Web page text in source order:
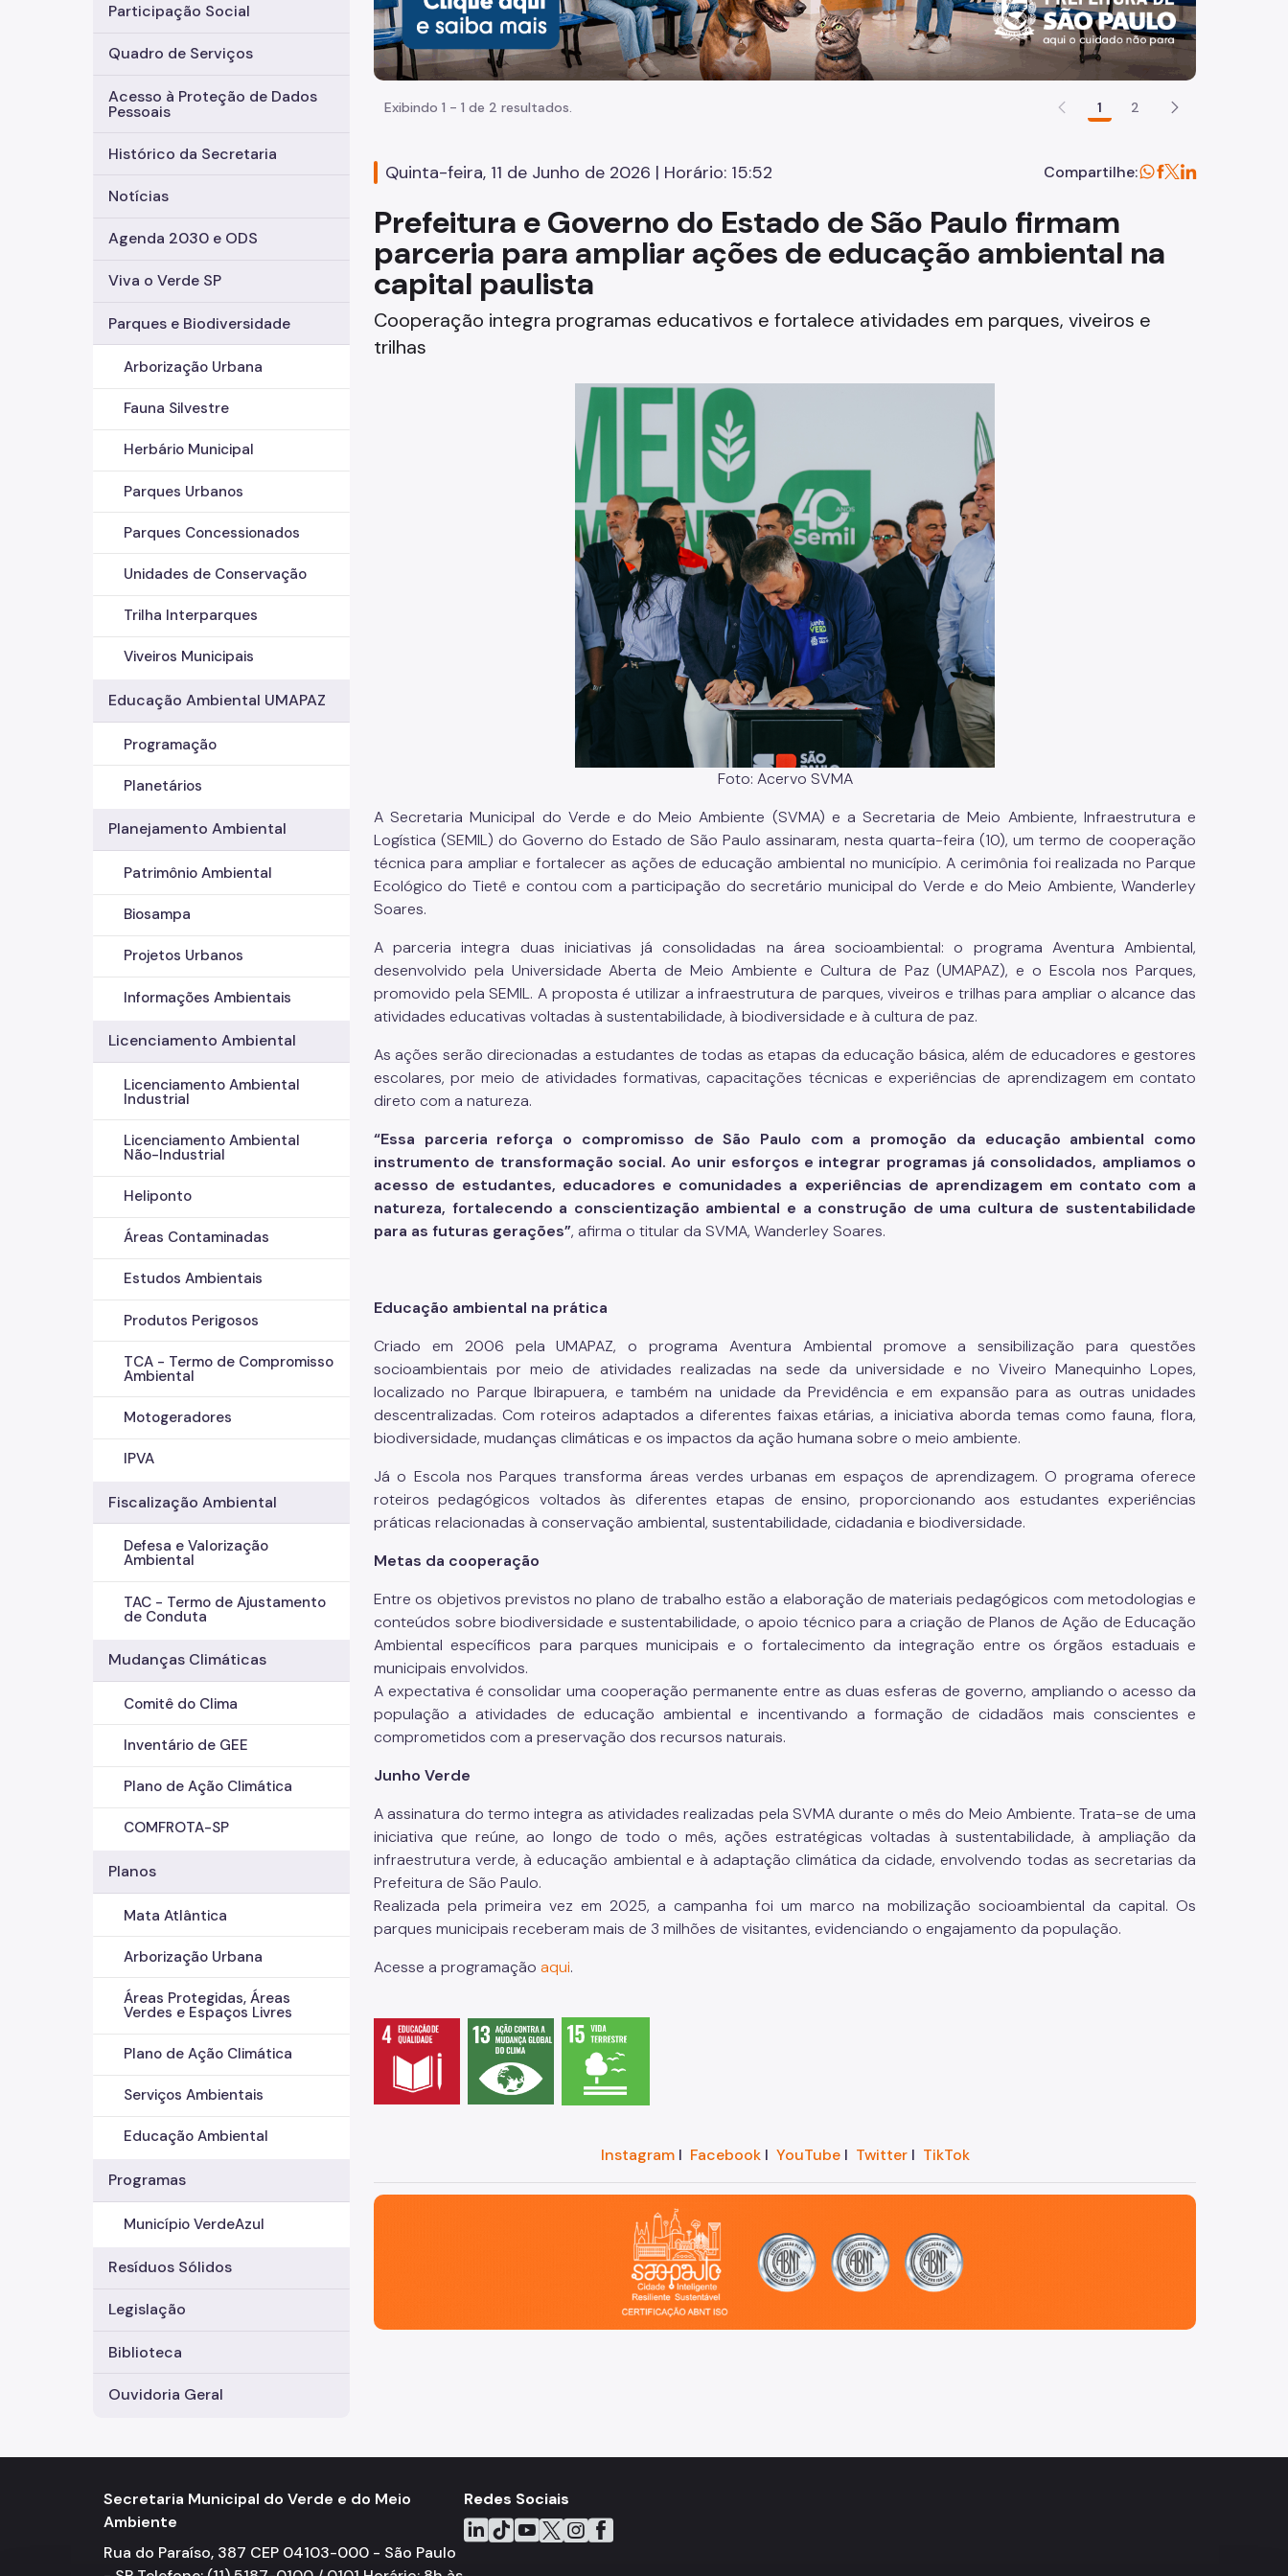
Participação Social
Quadro de Serviços
Acesso à Proteção de Dados
Pessoais
Histórico da Secretaria
Notícias
Agenda 2030 e ODS
Viva o Verde SP
Parques e Biodiversidade
Arborização Urbana
Fauna Silvestre
Herbário Municipal
Parques Urbanos
Parques Concessionados
Unidades de Conservação
Trilha Interparques
Viveiros Municipais
Educação Ambiental UMAPAZ
Programação
Planetários
Planejamento Ambiental
Patrimônio Ambiental
Biosampa
Projetos Urbanos
Informações Ambientais
Licenciamento Ambiental
Licenciamento Ambiental
Industrial
Licenciamento Ambiental
Não-Industrial
Heliponto
Áreas Contaminadas
Estudos Ambientais
Produtos Perigosos
TCA - Termo de Compromisso
Ambiental
Motogeradores
IPVA
Fiscalização Ambiental
Defesa e Valorização
Ambiental
TAC - Termo de Ajustamento
de Conduta
Mudanças Climáticas
Comitê do Clima
Inventário de GEE
Plano de Ação Climática
COMFROTA-SP
Planos
Mata Atlântica
Arborização Urbana
Áreas Protegidas, Áreas
Verdes e Espaços Livres
Plano de Ação Climática
Serviços Ambientais
Educação Ambiental
Programas
Município VerdeAzul
Resíduos Sólidos
Legislação
Biblioteca
Ouvidoria Geral
Exibindo 1 - 1 de 2 resultados. 1 2
Quinta-feira, 11 de Junho de 2026 | Horário: 15:52 Compartilhe:
Prefeitura e Governo do Estado de São Paulo firmam
parceria para ampliar ações de educação ambiental na
capital paulista
Cooperação integra programas educativos e fortalece atividades em parques, viveiros e
trilhas
Foto: Acervo SVMA
A Secretaria Municipal do Verde e do Meio Ambiente (SVMA) e a Secretaria de Meio Ambiente, Infraestrutura e
Logística (SEMIL) do Governo do Estado de São Paulo assinaram, nesta quarta-feira (10), um termo de cooperação
técnica para ampliar e fortalecer as ações de educação ambiental no município. A cerimônia foi realizada no Parque
Ecológico do Tietê e contou com a participação do secretário municipal do Verde e do Meio Ambiente, Wanderley
Soares.
A parceria integra duas iniciativas já consolidadas na área socioambiental: o programa Aventura Ambiental,
desenvolvido pela Universidade Aberta de Meio Ambiente e Cultura de Paz (UMAPAZ), e o Escola nos Parques,
promovido pela SEMIL. A proposta é utilizar a infraestrutura de parques, viveiros e trilhas para ampliar o alcance das
atividades educativas voltadas à sustentabilidade, à biodiversidade e à cultura de paz.
As ações serão direcionadas a estudantes de todas as etapas da educação básica, além de educadores e gestores
escolares, por meio de atividades formativas, capacitações técnicas e experiências de aprendizagem em contato
direto com a natureza.
“Essa parceria reforça o compromisso de São Paulo com a promoção da educação ambiental como
instrumento de transformação social. Ao unir esforços e integrar programas já consolidados, ampliamos o
acesso de estudantes, educadores e comunidades a experiências de aprendizagem em contato com a
natureza, fortalecendo a conscientização ambiental e a construção de uma cultura de sustentabilidade
para as futuras gerações”, afirma o titular da SVMA, Wanderley Soares.
Educação ambiental na prática
Criado em 2006 pela UMAPAZ, o programa Aventura Ambiental promove a sensibilização para questões
socioambientais por meio de atividades realizadas na sede da universidade e no Viveiro Manequinho Lopes,
localizado no Parque Ibirapuera, e também na unidade da Previdência e em expansão para as outras unidades
descentralizadas. Com roteiros adaptados a diferentes faixas etárias, a iniciativa aborda temas como fauna, flora,
biodiversidade, mudanças climáticas e os impactos da ação humana sobre o meio ambiente.
Já o Escola nos Parques transforma áreas verdes urbanas em espaços de aprendizagem. O programa oferece
roteiros pedagógicos voltados às diferentes etapas de ensino, proporcionando aos estudantes experiências
práticas relacionadas à conservação ambiental, sustentabilidade, cidadania e biodiversidade.
Metas da cooperação
Entre os objetivos previstos no plano de trabalho estão a elaboração de materiais pedagógicos com metodologias e
conteúdos sobre biodiversidade e sustentabilidade, o apoio técnico para a criação de Planos de Ação de Educação
Ambiental específicos para parques municipais e o fortalecimento da integração entre os órgãos estaduais e
municipais envolvidos.
A expectativa é consolidar uma cooperação permanente entre as duas esferas de governo, ampliando o acesso da
população a atividades de educação ambiental e incentivando a formação de cidadãos mais conscientes e
comprometidos com a preservação dos recursos naturais.
Junho Verde
A assinatura do termo integra as atividades realizadas pela SVMA durante o mês do Meio Ambiente. Trata-se de uma
iniciativa que reúne, ao longo de todo o mês, ações estratégicas voltadas à sustentabilidade, à ampliação da
infraestrutura verde, à educação ambiental e à adaptação climática da cidade, envolvendo todas as secretarias da
Prefeitura de São Paulo.
Realizada pela primeira vez em 2025, a campanha foi um marco na mobilização socioambiental da capital. Os
parques municipais receberam mais de 3 milhões de visitantes, evidenciando o engajamento da população.
Acesse a programação aqui.
InstagramI FacebookI YouTubeI TwitterI TikTok
São Paulo, cidade inteligente, resiliente e sustentável
Secretaria Municipal do Verde e do Meio
Ambiente
Rua do Paraíso, 387 CEP 04103-000 - São Paulo
Redes Sociais
Icone do LinkedIn
Icone do TikTok
Icone do YouTube
Icone do X
Icone do Instagram
Icone do Facebook